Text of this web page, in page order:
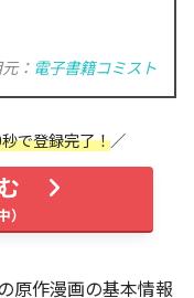
： 電子書籍コミスト
で登録完了！
原作漫画の基本情報